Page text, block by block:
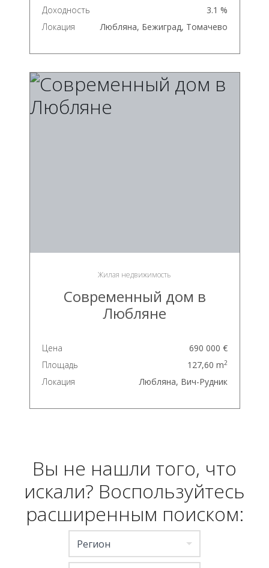
Доходность
3.1 %
Локация
Любляна, Бежиград, Томачево
Жилая недвижимость
Современный дом в
Любляне
Цена
690 000 €
Площадь
127,60 m2
Локация Любляна, Вич-Рудник
Вы не нашли того, что
искали? Воспользуйтесь
расширенным поиском:
Регион